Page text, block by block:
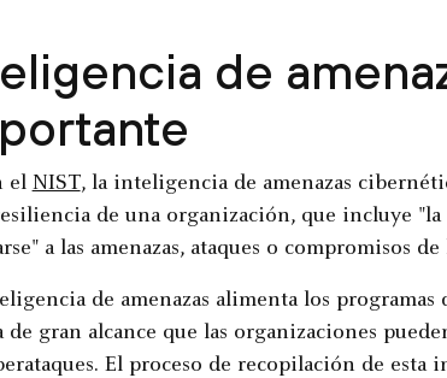
de
el NIST, la inteligencia de amenazas
de una organización, que incluye "la
a las amenazas, ataques o compromisos de
de amenazas alimenta los programas
de gran alcance que las organizaciones
El proceso de recopilación de